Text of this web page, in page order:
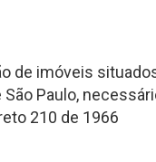
de imóveis
Paulo,
210 de 1966